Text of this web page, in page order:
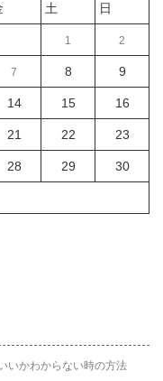
土 日
1 2
7 8 9
14 15 16
21 22 23
28 29 30
いかわからない時の方法